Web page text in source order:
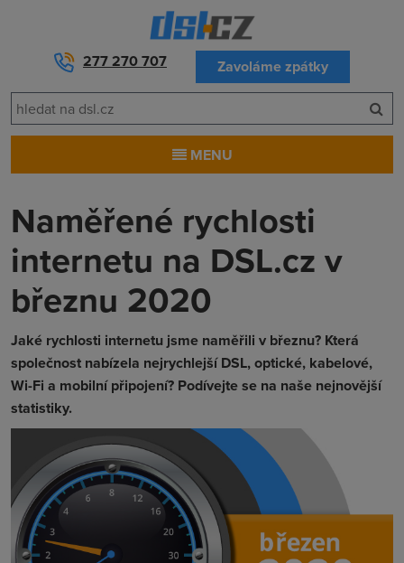
277 270 707 Zavoláme zpátky
MENU
Naměřené rychlosti
internetu na DSL.cz v
březnu 2020
Jaké rychlosti internetu jsme naměřili v březnu? Která
společnost nabízela nejrychlejší DSL, optické, kabelové,
Wi-Fi a mobilní připojení? Podívejte se na naše nejnovější
statistiky.